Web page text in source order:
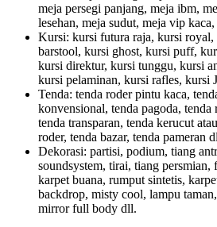
meja persegi panjang, meja ibm,
lesehan, meja sudut, meja vip
Kursi: kursi futura raja, kursi royal,
barstool, kursi ghost, kursi puff,
kursi direktur, kursi tunggu, kursi
kursi pelaminan, kursi rafles, kursi
Tenda: tenda roder pintu kaca,
konvensional, tenda pagoda, tenda
tenda transparan, tenda kerucut
roder, tenda bazar, tenda pameran
Dekorasi: partisi, podium, tiang
soundsystem, tirai, tiang
karpet buana, rumput sintetis,
backdrop, misty cool, lampu
mirror full body dll.